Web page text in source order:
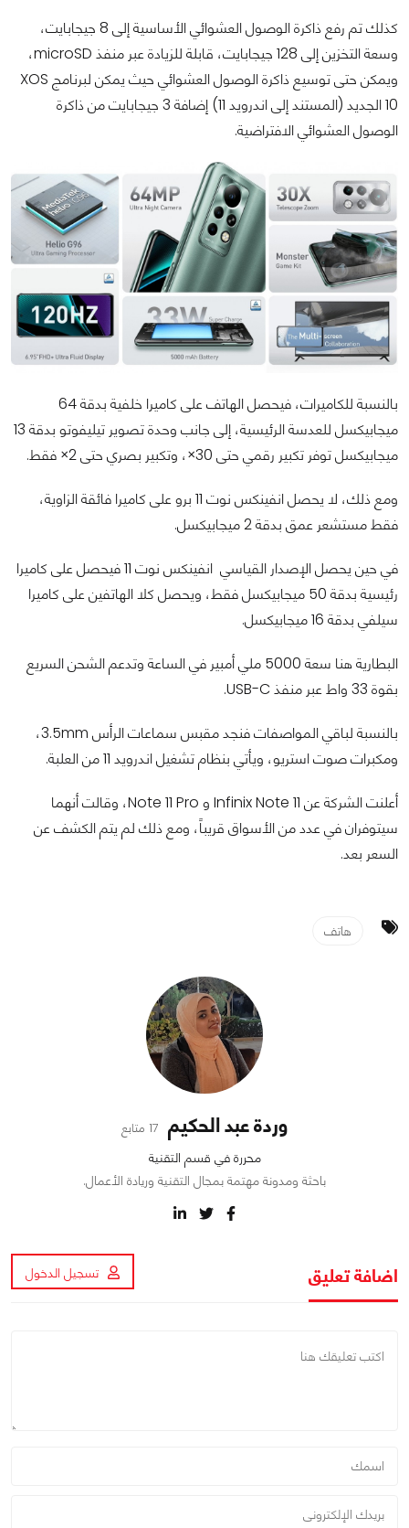
كذلك تم رفع ذاكرة الوصول العشوائي الأساسية إلى 8 جيجابايت،
وسعة التخزين إلى 128 جيجابايت، قابلة للزيادة عبر منفذ microSD،
ويمكن حتى توسيع ذاكرة الوصول العشوائي حيث يمكن لبرنامج XOS
10 الجديد (المستند إلى اندرويد 11) إضافة 3 جيجابايت من ذاكرة
الوصول العشوائي الافتراضية.
بالنسبة للكاميرات، فيحصل الهاتف على كاميرا خلفية بدقة 64
ميجابيكسل للعدسة الرئيسية، إلى جانب وحدة تصوير تيليفوتو بدقة 13
ميجابيكسل توفر تكبير رقمي حتى 30×، وتكبير بصري حتى 2× فقط.
ومع ذلك، لا يحصل انفينكس نوت 11 برو على كاميرا فائقة الزاوية،
فقط مستشعر عمق بدقة 2 ميجابيكسل.
في حين يحصل الإصدار القياسي انفينكس نوت 11 فيحصل على كاميرا
رئيسية بدقة 50 ميجابيكسل فقط، ويحصل كلا الهاتفين على كاميرا
سيلفي بدقة 16 ميجابيكسل.
البطارية هنا سعة 5000 ملي أمبير في الساعة وتدعم الشحن السريع
بقوة 33 واط عبر منفذ USB-C.
بالنسبة لباقي المواصفات فنجد مقبس سماعات الرأس 3.5mm،
ومكبرات صوت استريو، ويأتي بنظام تشغيل اندرويد 11 من العلبة.
أعلنت الشركة عن Infinix Note 11 و Note 11 Pro، وقالت أنهما
سيتوفران في عدد من الأسواق قريباً، ومع ذلك لم يتم الكشف عن
السعر بعد.
هاتف
وردة عبد الحكيم 17 متابع
محررة في قسم التقنية
باحثة ومدونة مهتمة بمجال التقنية وريادة الأعمال.
اضافة تعليق تسجيل الدخول